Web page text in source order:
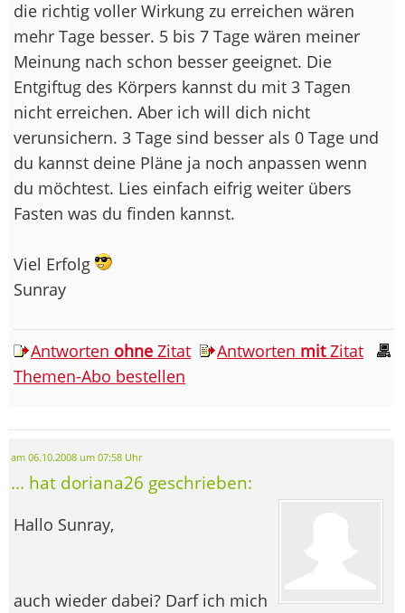
die richtig voller Wirkung zu erreichen wären
mehr Tage besser. 5 bis 7 Tage wären meiner
Meinung nach schon besser geeignet. Die
Entgiftug des Körpers kannst du mit 3 Tagen
nicht erreichen. Aber ich will dich nicht
verunsichern. 3 Tage sind besser als 0 Tage und
du kannst deine Pläne ja noch anpassen wenn
du möchtest. Lies einfach eifrig weiter übers
Fasten was du finden kannst.
Viel Erfolg
Sunray
Antworten ohne Zitat Antworten mitZitat
Themen-Abo bestellen
am 06.10.2008 um 07:58 Uhr
... hat doriana26 geschrieben:
Hallo Sunray,
auch wieder dabei? Darf ich mich